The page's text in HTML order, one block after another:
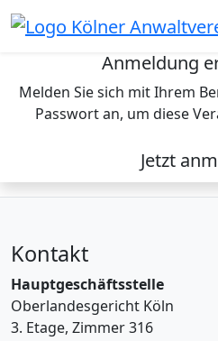
Skip
to
Anmeldung
Melden Sie sich mit Ihrem
Passwort an, um diese
Jetzt
Kontakt
Hauptgeschäftsstelle
Oberlandesgericht Köln
3. Etage, Zimmer 316